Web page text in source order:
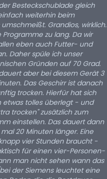
Besteckschublade gleich
weiterhin beim
Grandios, wirklich.
zu lang. Da wir
eben auch Futter- und
Daher spüle ich unser
Gründen auf 70 Grad.
aber bei diesem Gerät 3
Das Geschirr ist danach
trocken. Hierfür hat sich
etwas tolles überlegt - und
trocken" zusätzlich zum
einstellen. Das dauert dann
20 Minuten länger. Eine
vier Stunden braucht -
für einen vier-Personen-
man nicht sehen wann das
der Siemens leuchtet eine